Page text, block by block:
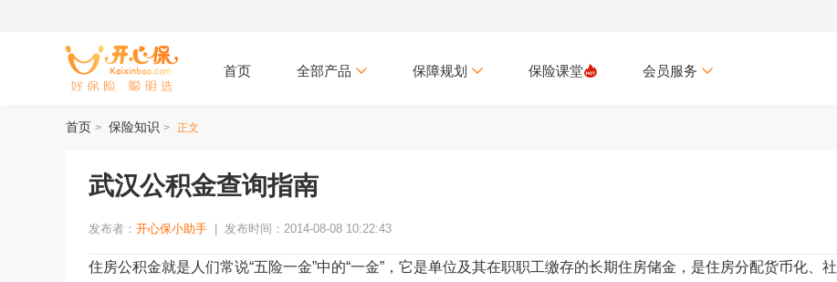
首页 全部产品 保障规划 保险课堂 会员服务
首页 > 保险知识 > 正文
武汉公积金查询指南
发布者： 开心保小助手 发布时间：2014-08-08 10:22:43
住房公积金就是人们常说“五险一金”中的“一金”，它是单位及其在职职工缴存的长期住房储金，是住房分配货币化、社